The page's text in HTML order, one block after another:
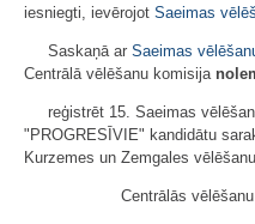
iesniegti, ievērojot Saeimas
Saskaņā ar Saeimas
Centrālā vēlēšanu komisija
reģistrēt 15. Saeimas
"PROGRESĪVIE" kandidātu
Kurzemes un Zemgales
Centrālās